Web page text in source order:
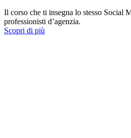
Il corso che ti insegna lo stesso Social
professionisti d’agenzia.
Scopri di più